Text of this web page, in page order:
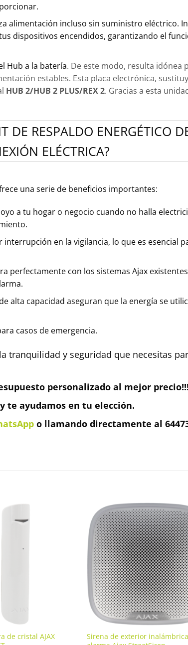
alimentación incluso sin suministro eléctrico.
dispositivos encendidos, garantizando el
Hub a la batería. De este modo, resulta idónea
estables. Esta placa electrónica,
HUB 2/HUB 2 PLUS/REX 2. Gracias a esta
DE RESPALDO ENERGÉTICO
ELÉCTRICA?
una serie de beneficios importantes:
a tu hogar o negocio cuando no halla
interrupción en la vigilancia, lo que es esencial
perfectamente con los sistemas Ajax
alta capacidad aseguran que la energía se
casos de emergencia.
tranquilidad y seguridad que necesitas
personalizado al mejor precio!!!
te ayudamos en tu elección.
o llamando directamente al
de cristal AJAX
Sirena de exterior inalámbrica